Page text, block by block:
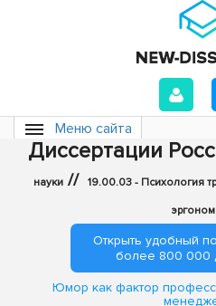
Меню сайта
Диссертации
науки // 19.00.03 - Психология
Открыть удобный
более 800 000
Юмор как фактор